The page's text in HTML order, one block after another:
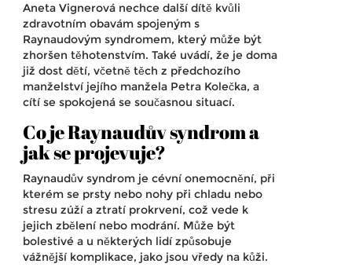
Aneta Vignerová nechce další dítě kvůli
zdravotním obavám spojeným s
Raynaudovým syndromem, který může být
zhoršen těhotenstvím. Také uvádí, že je doma
již dost dětí, včetně těch z předchozího
manželství jejího manžela Petra Kolečka, a
cítí se spokojená se současnou situací.
Co je Raynaudův syndrom a
jak se projevuje?
Raynaudův syndrom je cévní onemocnění, při
kterém se prsty nebo nohy při chladu nebo
stresu zúží a ztratí prokrvení, což vede k
jejich zbělení nebo modrání. Může být
bolestivé a u některých lidí způsobuje
vážnější komplikace, jako jsou vředy na kůži.